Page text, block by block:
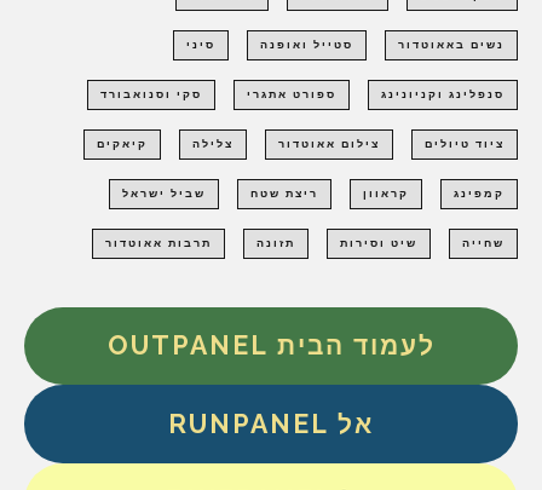
נשים באאוטדור סטייל ואופנה סיני
סנפלינג וקניונינג ספורט אתגרי סקי וסנואבורד
ציוד טיולים צילום אאוטדור צלילה קיאקים
קמפינג קראוון ריצת שטח שביל ישראל
שחייה שיט וסירות תזונה תרבות אאוטדור
לעמוד הבית OUTPANEL
אל RUNPANEL